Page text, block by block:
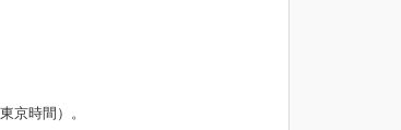
京時間）。